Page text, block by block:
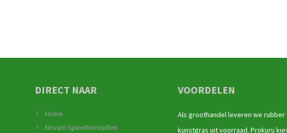
DIRECT NAAR
Home
Novum Speeltoestellen
VOORDELEN
Als groothandel leveren we rubber
kunstgras uit voorraad. Prokuru